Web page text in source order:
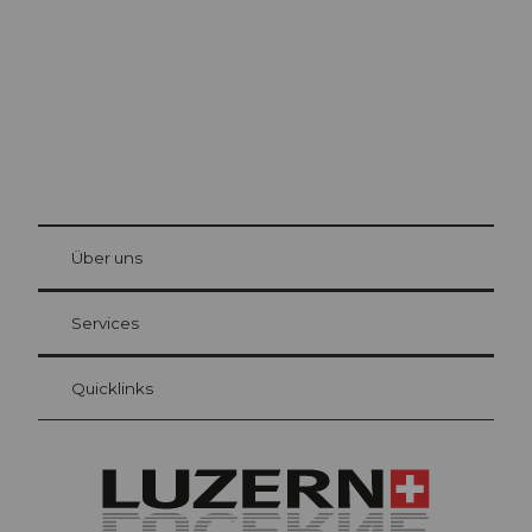
Gästekarte Luzern
Ihre Vorteile als Übernachtungsgast
at Bre
Über uns
Services
Quicklinks